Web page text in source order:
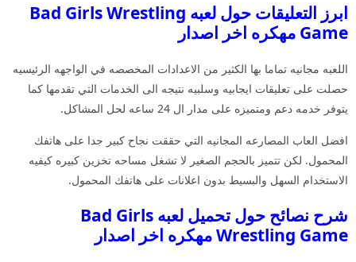
ابرز التعليقات حول لعبه Bad Girls Wrestling
Game مهكره اخر اصدار
اللعبه مجانيه تماما بها الكثير من الاعدادات المخصصه في الواجهه الرئيسيه
حصلت على تعليقات ايجابيه وسلبيه نتيجه الى الخدمات التي تقدمها كما
يتوفر خدمه دعم ومتميزه على مدار ال 24 ساعه لحل المشاكل.
افضل العاب المصارعه المجانيه التي حققت نجاح كبير جدا على هاتفك
المحمول. لكن تتميز بالحجم الصغير لا تشغل مساحه تخزين كبيره كيفيه
الاستخدام السهل والبسيط بدون اعلانات على هاتفك المحمول.
شرح نصائح حول تحميل لعبه Bad Girls
Wrestling Game مهكره اخر اصدار